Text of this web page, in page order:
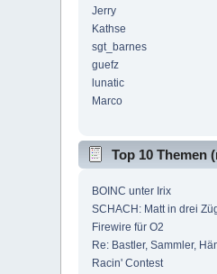
Jerry
Kathse
sgt_barnes
guefz
lunatic
Marco
Top 10 Themen
BOINC unter Irix
SCHACH: Matt in drei
Firewire für O2
Re: Bastler, Sammler,
Racin' Contest